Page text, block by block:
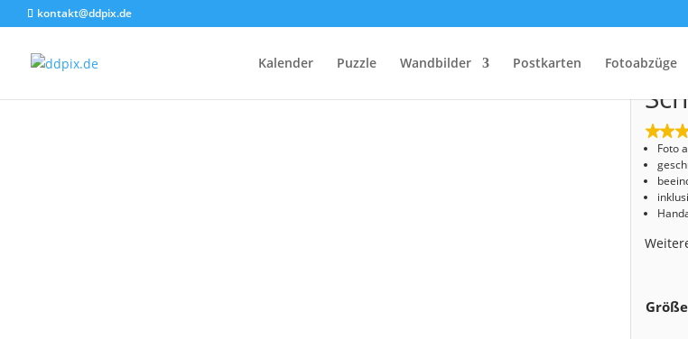
kontakt@ddpix.de
Kalender Puzzle Wandbilder Postkarten Fotoabzüge
Start/Shop/Acryl Board/ Acryl Board
Foto
Größe